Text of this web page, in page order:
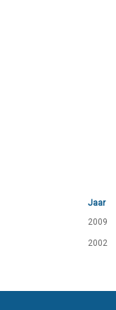
Jaar
2009
2002